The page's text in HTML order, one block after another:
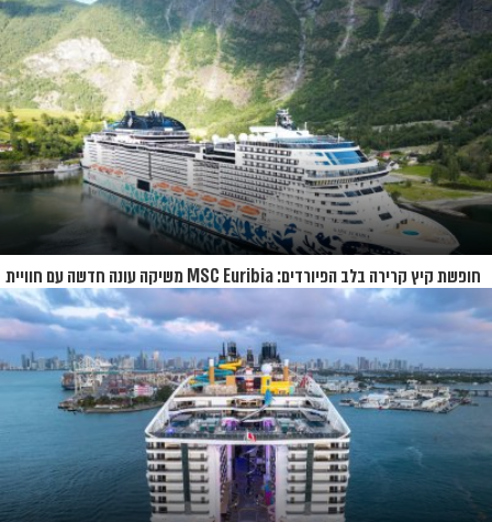
חופשת קיץ קרירה בלב הפיורדים: MSC Euribia משיקה עונה חדשה עם חוויית
קרוז רחבת היקף